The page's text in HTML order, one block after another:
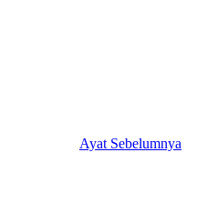
Ayat Sebelumnya